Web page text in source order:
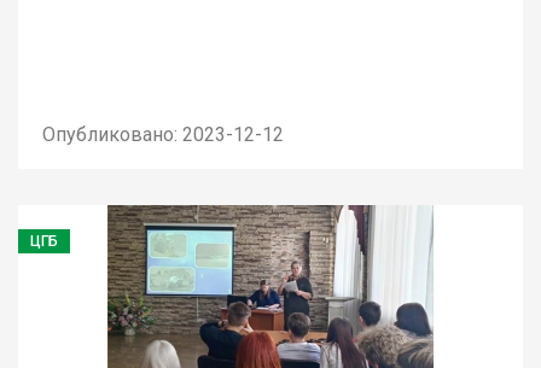
Опубликовано: 2023-12-12
ЦГБ